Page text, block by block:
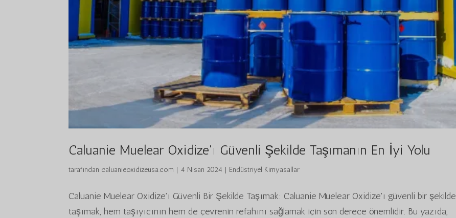
Caluanie Muelear Oxidize'ı Güvenli Şekilde Taşımanın En İyi Yolu
tarafından caluanieoxidizeusa.com | 4 Nisan 2024 | Endüstriyel Kimyasallar
Caluanie Muelear Oxidize'ı Güvenli Bir Şekilde Taşımak: Caluanie Muelear Oxidize'ı güvenli bir şekilde
taşımak, hem taşıyıcının hem de çevrenin refahını sağlamak için son derece önemlidir. Bu yazıda,